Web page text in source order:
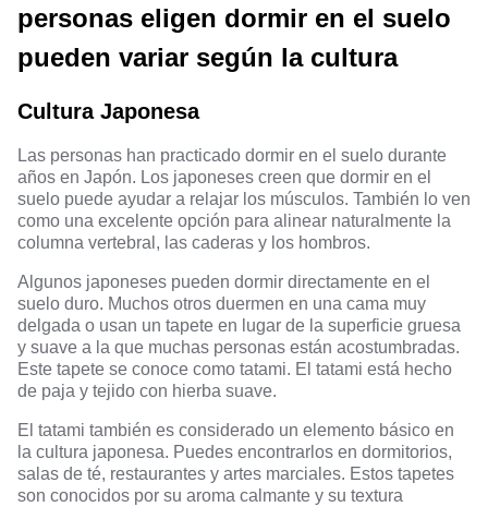
personas eligen dormir en el suelo
pueden variar según la cultura
Cultura Japonesa
Las personas han practicado dormir en el suelo durante
años en Japón. Los japoneses creen que dormir en el
suelo puede ayudar a relajar los músculos. También lo ven
como una excelente opción para alinear naturalmente la
columna vertebral, las caderas y los hombros.
Algunos japoneses pueden dormir directamente en el
suelo duro. Muchos otros duermen en una cama muy
delgada o usan un tapete en lugar de la superficie gruesa
y suave a la que muchas personas están acostumbradas.
Este tapete se conoce como tatami. El tatami está hecho
de paja y tejido con hierba suave.
El tatami también es considerado un elemento básico en
la cultura japonesa. Puedes encontrarlos en dormitorios,
salas de té, restaurantes y artes marciales. Estos tapetes
son conocidos por su aroma calmante y su textura